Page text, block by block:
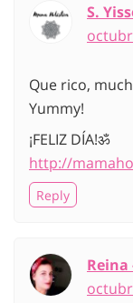
S.
Que rico,
Yummy!
¡FELIZ DÍA!ॐ
http://
Reply
Reina